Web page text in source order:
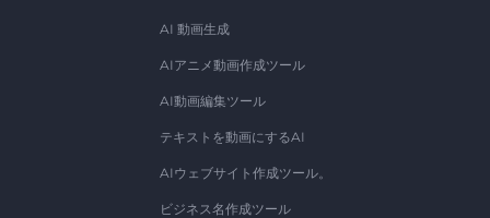
AI 動画生成
AIアニメ動画作成ツール
AI動画編集ツール
テキストを動画にするAI
AIウェブサイト作成ツール。
ビジネス名作成ツール